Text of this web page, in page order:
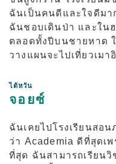
ฉันเป็นคนดีและใจดีมา
ฉันชอบเดินป่า และใน
ตลอดทั้งปีบนชายหาด
วางแผนจะไปเที่ยวเมา
ไต้หวัน
จอยซ์
ฉันเคยไปโรงเรียนสอ
ว่า Academia ดีที่สุดเ
ที่สุด ฉันสามารถเรียน